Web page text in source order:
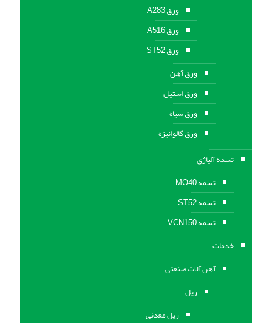
ورق A283
ورق A516
ورق ST52
ورق آهن
ورق استیل
ورق سیاه
ورق گالوانیزه
تسمه آلیاژی
تسمه MO40
تسمه ST52
تسمه VCN150
خدمات
آهن آلات صنعتی
ریل
ریل معدنی